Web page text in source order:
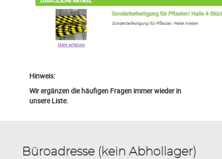
Hinweis:
Wir ergänzen die häufigen Fragen immer wieder in
unsere Liste.
Büroadresse (kein Abhollager)